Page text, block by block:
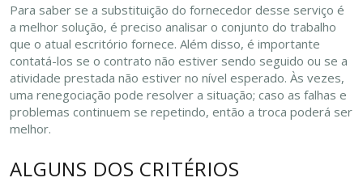
Para saber se a substituição do fornecedor desse serviço é
a melhor solução, é preciso analisar o conjunto do trabalho
que o atual escritório fornece. Além disso, é importante
contatá-los se o contrato não estiver sendo seguido ou se a
atividade prestada não estiver no nível esperado. Às vezes,
uma renegociação pode resolver a situação; caso as falhas e
problemas continuem se repetindo, então a troca poderá ser
melhor.
ALGUNS DOS CRITÉRIOS